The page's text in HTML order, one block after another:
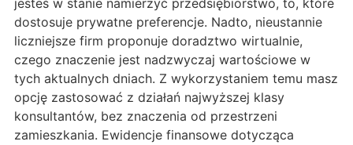
jesteś w stanie namierzyć przedsiębiorstwo, to, które
dostosuje prywatne preferencje. Nadto, nieustannie
liczniejsze firm proponuje doradztwo wirtualnie,
czego znaczenie jest nadzwyczaj wartościowe w
tych aktualnych dniach. Z wykorzystaniem temu masz
opcję zastosować z działań najwyższej klasy
konsultantów, bez znaczenia od przestrzeni
zamieszkania. Ewidencje finansowe dotycząca